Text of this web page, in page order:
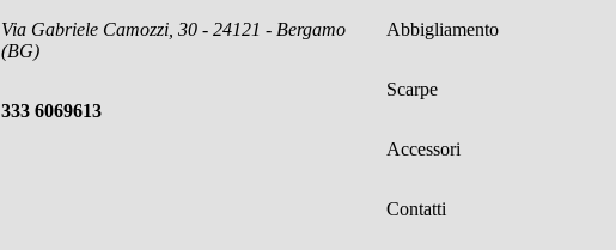
Via Gabriele Camozzi, 30 - 24121 - Bergamo
(BG)
333 6069613
Abbigliamento
Scarpe
Accessori
Contatti